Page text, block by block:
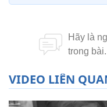
VIDEO LIÊN